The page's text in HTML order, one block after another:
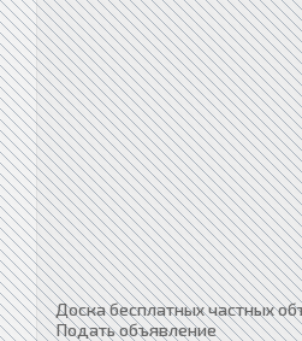
Доска бесплатных частных
Подать объявление